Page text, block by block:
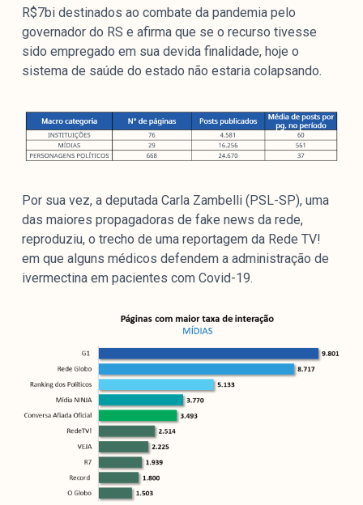
R$7bi destinados ao combate da pandemia pelo
governador do RS e afirma que se o recurso tivesse
sido empregado em sua devida finalidade, hoje o
sistema de saúde do estado não estaria colapsando.
Por sua vez, a deputada Carla Zambelli (PSL-SP), uma
das maiores propagadoras de fake news da rede,
reproduziu, o trecho de uma reportagem da Rede TV!
em que alguns médicos defendem a administração de
ivermectina em pacientes com Covid-19.